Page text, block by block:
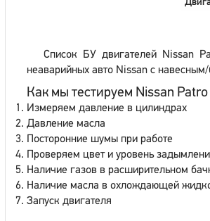
Список БУ двигателей Nissan
неаварийных авто Nissan с
Как мы тестируем Nissan
Измеряем давление в цилиндрах
Давление масла
Посторонние шумы при работе
Проверяем цвет и уровень
Наличие газов в расширительном
Наличие масла в охлождающей
Запуск двигателя